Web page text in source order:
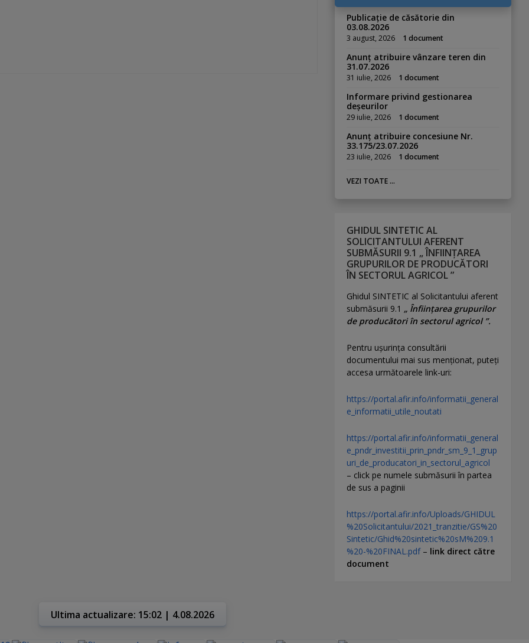
Publicație de căsătorie din
03.08.2026
3 august, 2026 1 document
Anunț atribuire vânzare teren din
31.07.2026
31 iulie, 2026 1 document
Informare privind gestionarea
deșeurilor
29 iulie, 2026 1 document
Anunț atribuire concesiune Nr.
33.175/23.07.2026
23 iulie, 2026 1 document
VEZI TOATE ...
GHIDUL SINTETIC AL
SOLICITANTULUI AFERENT
SUBMĂSURII 9.1 „ ÎNFIINȚAREA
GRUPURILOR DE PRODUCĂTORI
ÎN SECTORUL AGRICOL ”
Ghidul SINTETIC al Solicitantului aferent
submăsurii 9.1 „ Înființarea grupurilor
de producători în sectorul agricol ”.
Pentru uşurinţa consultării
documentului mai sus menţionat, puteţi
accesa următoarele link-uri:
https://portal.afir.info/informatii_general
e_informatii_utile_noutati
https://portal.afir.info/informatii_general
e_pndr_investitii_prin_pndr_sm_9_1_grup
uri_de_producatori_in_sectorul_agricol
– click pe numele submăsurii în partea
de sus a paginii
https://portal.afir.info/Uploads/GHIDUL
%20Solicitantului/2021_tranzitie/GS%20
Sintetic/Ghid%20sintetic%20sM%209.1
%20-%20FINAL.pdf– link direct către
document
Ultima actualizare: 15:02 | 4.08.2026